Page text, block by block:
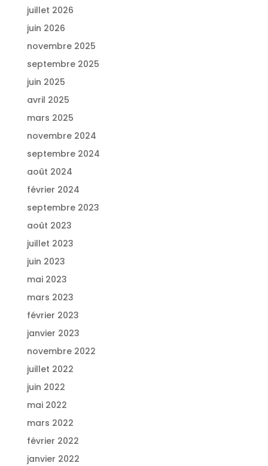
juillet 2026
juin 2026
novembre 2025
septembre 2025
juin 2025
avril 2025
mars 2025
novembre 2024
septembre 2024
août 2024
février 2024
septembre 2023
août 2023
juillet 2023
juin 2023
mai 2023
mars 2023
février 2023
janvier 2023
novembre 2022
juillet 2022
juin 2022
mai 2022
mars 2022
février 2022
janvier 2022